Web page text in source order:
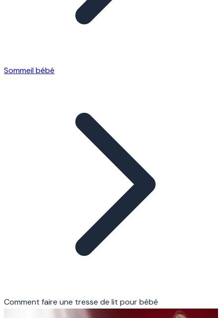
Sommeil bébé
Comment faire une tresse de lit pour bébé